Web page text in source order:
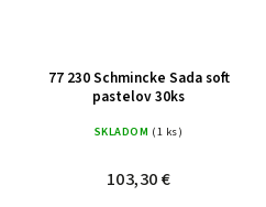
77 230 Schmincke Sada soft
pastelov 30ks
SKLADOM (1 ks)
103,30 €